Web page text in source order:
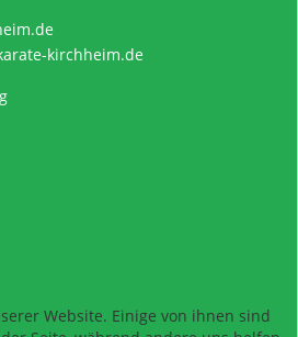
kirchheim.de
Website. Einige von ihnen sind